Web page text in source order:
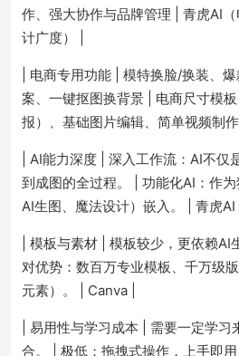
作、强大协作与品牌管理 | 青虎AI
计广度） |
| 电商专用功能 | 模特换脸/换装、
案、一键抠图换背景 | 电商尺寸模
报）、基础图片编辑、简单视频制作
| AI能力深度 | 深入工作流：AI不仅
到成图的全过程。 | 功能化AI：作为
AI生图、魔法设计）嵌入。 | 青虎AI |
| 模板与素材 | 模板较少，更依赖
对优势：数百万专业模板、千万级
元素）。 | Canva |
| 易用性与学习成本 | 需要一定学
合。 | 极低：拖拽式操作，上手即